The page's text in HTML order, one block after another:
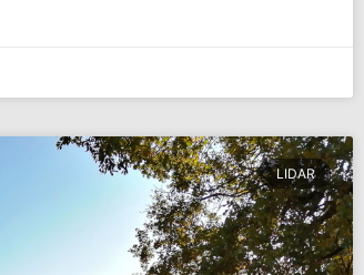
LIDAR